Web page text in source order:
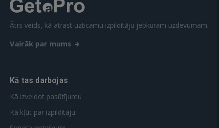
Ātrs veids, kā atrast uzticamu izpildītāju jebkuram uzdevumam.
Vairāk par mums
Kā tas darbojas
Kā izveidot pasūtījumu
Kā kļūt par izpildītāju